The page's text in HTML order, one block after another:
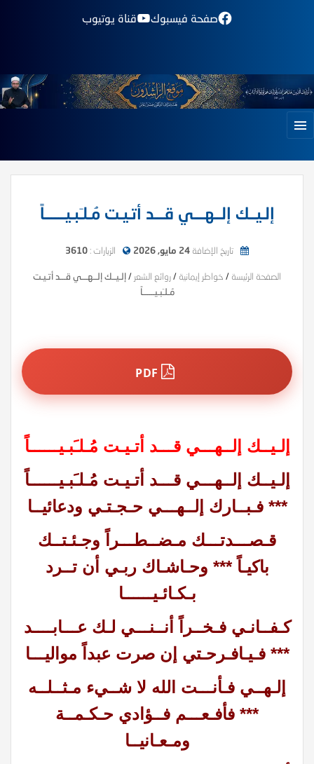
صفحة فيسبوك قناة يوتيوب
إلـيــك إلــهـــي قـــد أتـيـت مُـلـَبـيــــــاً
تاريخ الإضافة 24 مايو, 2026 الزيارات : 3610
الصفحة الرئيسة / خواطر إيمانية /روائع الشعر /إلـيــك إلــهـــي قـــد أتـيـت
مُـلـَبـيــــــاً
إلـيــك إلــهـــي قـــد أتـيـت مُـلـَبـيــــــاً
إلـيــك إلــهـــي قـــد أتـيـت مُـلـَبـيــــــاً
*** فـبــارك إلــهـــي حـجـتـي ودعائيــا
قـصـــدتـــك مـضــطـــراً وجـئـتــك
باكيـاً *** وحـاشـاك ربـي أن تــرد
بـكـائـيــــــا
كـفــانـي فـخــراً أنــنـــي لـك عـــابــــد
*** فـيـافـرحـتي إن صرت عبداً مواليـــا
إلـهــي فـأنـــت الله لا شــيء مـثــلــه
*** فأفـعـــم فــؤادي حـكـمــة
ومـعـانيــا